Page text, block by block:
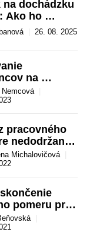
na dochádzku
Ako ho
26. 08. 2025
na
pracovného
nedodržanie
kyMichalovičová
pomeru pre